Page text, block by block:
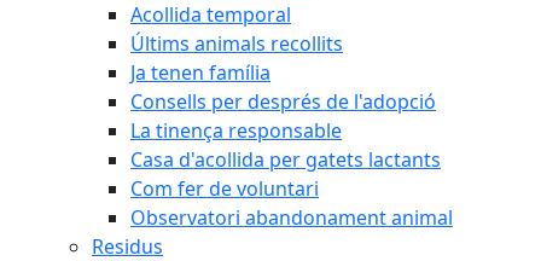
Acollida temporal
Últims animals recollits
Ja tenen família
Consells per després de l'adopció
La tinença responsable
Casa d'acollida per gatets lactants
Com fer de voluntari
Observatori abandonament animal
Residus